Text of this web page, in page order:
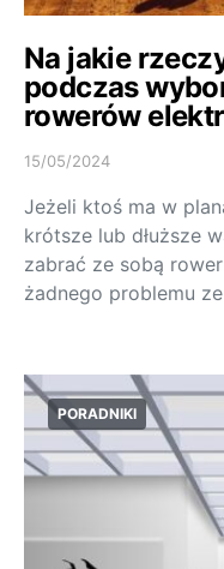
Na jakie
podczas
rowerów
15/05/2024
Jeżeli ktoś ma w
krótsze lub dłuższe
zabrać ze sobą
żadnego problemu
PORADNIKI